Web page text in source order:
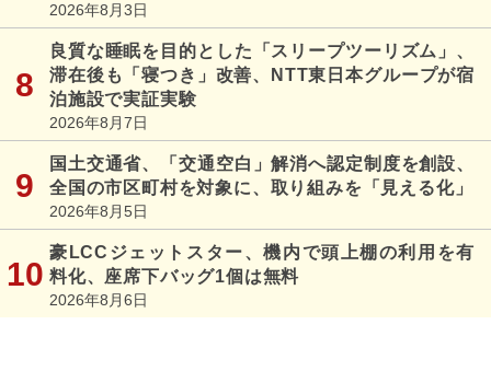
2026年8月3日
良質な睡眠を目的とした「スリープツーリズム」、
滞在後も「寝つき」改善、NTT東日本グループが宿
泊施設で実証実験
2026年8月7日
国土交通省、「交通空白」解消へ認定制度を創設、
全国の市区町村を対象に、取り組みを「見える化」
2026年8月5日
豪LCCジェットスター、機内で頭上棚の利用を有
料化、座席下バッグ1個は無料
2026年8月6日